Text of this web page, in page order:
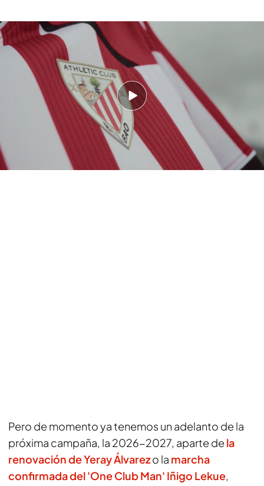
La nueva camiseta del Athletic Club 2026/2027
Pero de momento ya tenemos un adelanto de la
próxima campaña, la 2026-2027, aparte de la
renovación de Yeray Álvarezo la marcha
confirmada del 'One Club Man' Iñigo Lekue,